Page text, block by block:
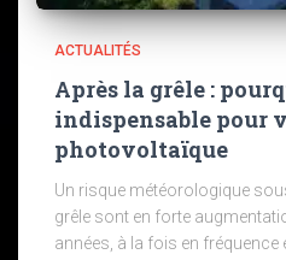
ACTUALITÉS
Après la grêle :
indispensable pour
photovoltaïque
Un risque météorologique
grêle sont en forte
années, à la fois en fréquence